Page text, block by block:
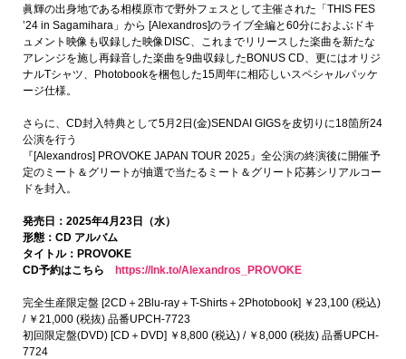
眞輝の出身地である相模原市で野外フェスとして主催された「THIS FES
’24 in Sagamihara」から [Alexandros]のライブ全編と60分におよぶドキ
ュメント映像も収録した映像DISC、これまでリリースした楽曲を新たな
アレンジを施し再録音した楽曲を9曲収録したBONUS CD、更にはオリジ
ナルTシャツ、Photobookを梱包した15周年に相応しいスペシャルパッケ
ージ仕様。
さらに、CD封入特典として5月2日(金)SENDAI GIGSを皮切りに18箇所24
公演を行う
『[Alexandros] PROVOKE JAPAN TOUR 2025』全公演の終演後に開催予
定のミート＆グリートが抽選で当たるミート＆グリート応募シリアルコー
ドを封入。
発売日：2025年4月23日（水）
形態：CD アルバム
タイトル：PROVOKE
CD予約はこちら https://lnk.to/Alexandros_PROVOKE
完全生産限定盤 [2CD＋2Blu-ray＋T-Shirts＋2Photobook] ￥23,100 (税込)
/ ￥21,000 (税抜) 品番UPCH-7723
初回限定盤(DVD) [CD＋DVD] ￥8,800 (税込) / ￥8,000 (税抜) 品番UPCH-
7724